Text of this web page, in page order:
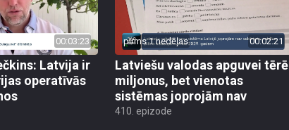
00:03:23
Latvija ir
operatīvās
pirms 1 nedēļas 00:02:21
Latviešu valodas apguvei tērē
miljonus, bet vienotas
sistēmas joprojām nav
410. epizode